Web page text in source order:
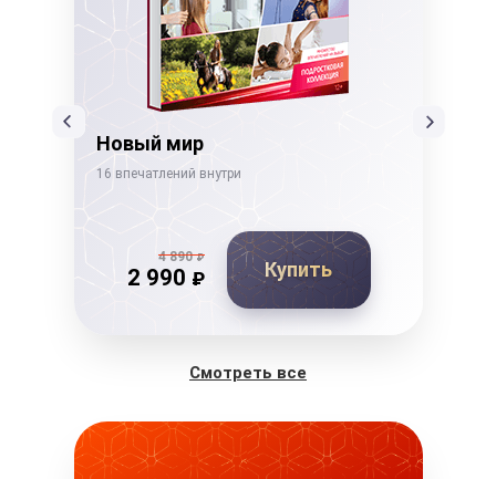
Новый мир
16 впечатлений внутри
4 890₽
2 990 ₽ Купить
Смотреть все